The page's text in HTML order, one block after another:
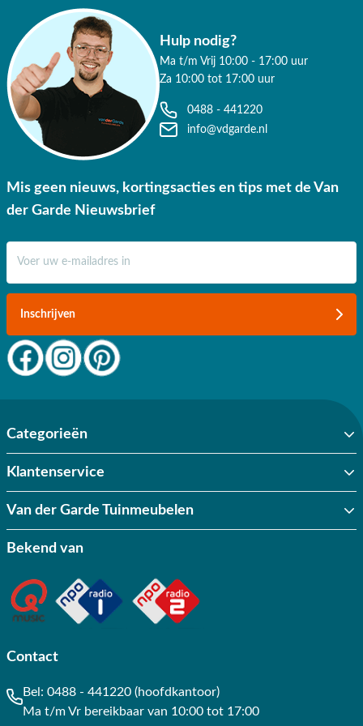
✔ 9.4/10 uit 19.500+ klantbeoordelingen
✔ Gratis verzending vanaf €50,-
✔ 3 fysieke showrooms
Hulp nodig?
Ma t/m Vrij 10:00 - 17:00 uur
Za 10:00 tot 17:00 uur
0488 - 441220
info@vdgarde.nl
Mis geen nieuws, kortingsacties en tips met de Van
der Garde Nieuwsbrief
Inschrijven
Categorieën
Klantenservice
Van der Garde Tuinmeubelen
Bekend van
Contact
Bel: 0488 - 441220 (hoofdkantoor)
Ma t/m Vr bereikbaar van 10:00 tot 17:00